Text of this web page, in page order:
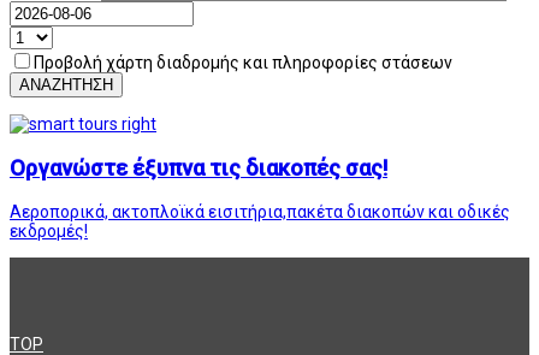
Προβολή χάρτη διαδρομής και πληροφορίες στάσεων
ΑΝΑΖΗΤΗΣΗ
Οργανώστε έξυπνα τις διακοπές σας!
Αεροπορικά, ακτοπλοϊκά εισιτήρια,πακέτα διακοπών και οδικές
εκδρομές!
TOP